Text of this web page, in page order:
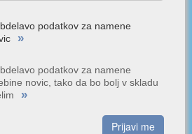
podatkov za namene
»
podatkov za namene
novic, tako da bo bolj v skladu
»
Prijavi me